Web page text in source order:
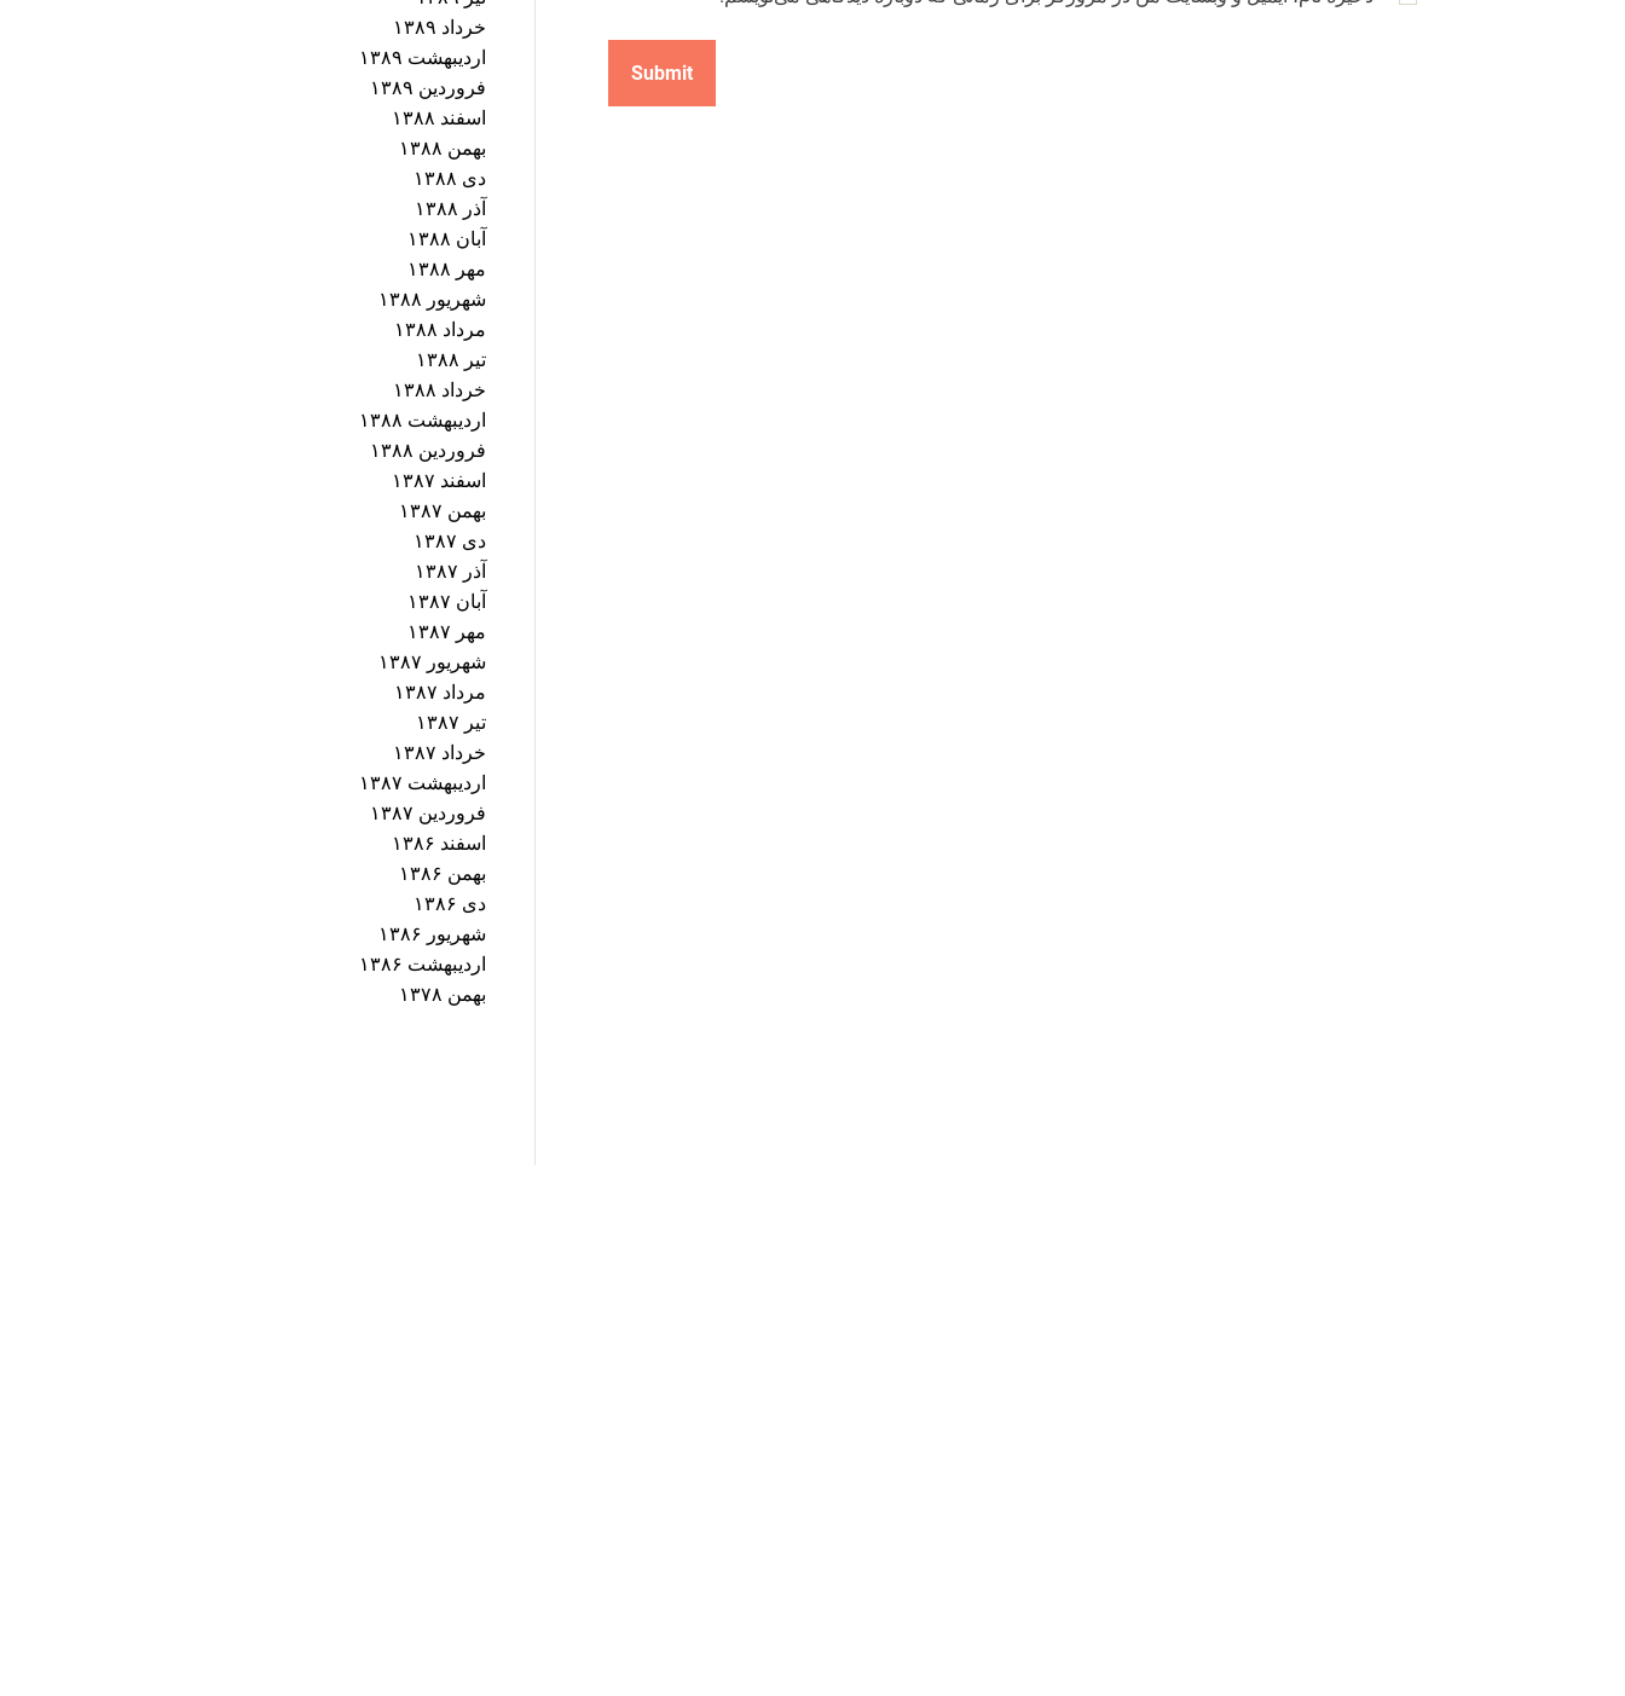
خرداد ۱۳۸۹
اردیبهشت ۱۳۸۹
فروردین ۱۳۸۹
اسفند ۱۳۸۸
بهمن ۱۳۸۸
دی ۱۳۸۸
آذر ۱۳۸۸
آبان ۱۳۸۸
مهر ۱۳۸۸
شهریور ۱۳۸۸
مرداد ۱۳۸۸
تیر ۱۳۸۸
خرداد ۱۳۸۸
اردیبهشت ۱۳۸۸
فروردین ۱۳۸۸
اسفند ۱۳۸۷
بهمن ۱۳۸۷
دی ۱۳۸۷
آذر ۱۳۸۷
آبان ۱۳۸۷
مهر ۱۳۸۷
شهریور ۱۳۸۷
مرداد ۱۳۸۷
تیر ۱۳۸۷
خرداد ۱۳۸۷
اردیبهشت ۱۳۸۷
فروردین ۱۳۸۷
اسفند ۱۳۸۶
بهمن ۱۳۸۶
دی ۱۳۸۶
شهریور ۱۳۸۶
اردیبهشت ۱۳۸۶
بهمن ۱۳۷۸